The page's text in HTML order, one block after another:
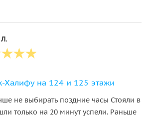
Халифу на 124 и 125 этажи
не выбирать поздние часы Стояли в
только на 20 минут успели. Раньше